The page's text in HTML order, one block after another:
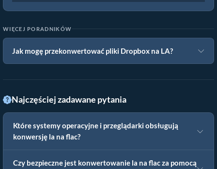
WIĘCEJ PORADNIKÓW
Jak mogę przekonwertować pliki Dropbox na LA?
Najczęściej zadawane pytania
Które systemy operacyjne i przeglądarki obsługują
konwersję la na flac?
Czy bezpieczne jest konwertowanie la na flac za pomocą